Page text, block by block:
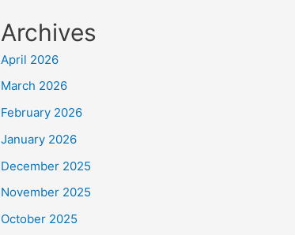
Archives
April 2026
March 2026
February 2026
January 2026
December 2025
November 2025
October 2025